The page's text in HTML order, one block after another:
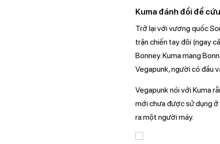
Kuma đánh đổi để
Trở lại với vương quốc
trận chiến tay đôi (ngay
Bonney. Kuma mang
Vegapunk, người có đầu
Vegapunk nói với Kuma
mới chưa được sử dụng
ra một người máy.